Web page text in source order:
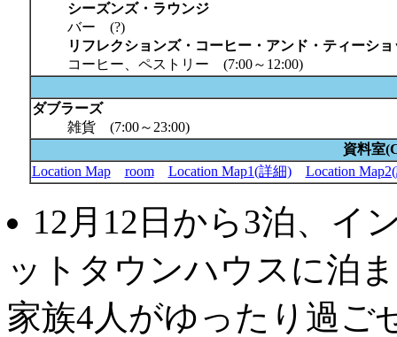
シーズンズ・ラウンジ
バー (?)
リフレクションズ・コーヒー・アンド・ティーショ
コーヒー、ペストリー (7:00～12:00)
ダブラーズ
雑貨 (7:00～23:00)
資料室
Location Map
room Location Map1(詳細) Location
12月12日から3泊、イ
ットタウンハウスに泊
家族4人がゆったり過ご